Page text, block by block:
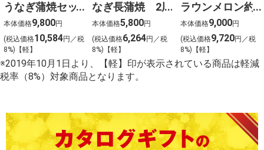
うなぎ蒲焼セッ
ト 3尾
本体価格9,800円
(税込価格10,584円／税
8%)【軽】
なぎ長蒲焼 2尾
本体価格5,800円
(税込価格6,264円／税
8%)【軽】
ラウンメロン約
1.3kg
本体価格9,000円
(税込価格9,720円／税
8%)【軽】
※2019年10月1日より、【軽】印が表示されている商品は軽減
税率（8%）対象商品となります。